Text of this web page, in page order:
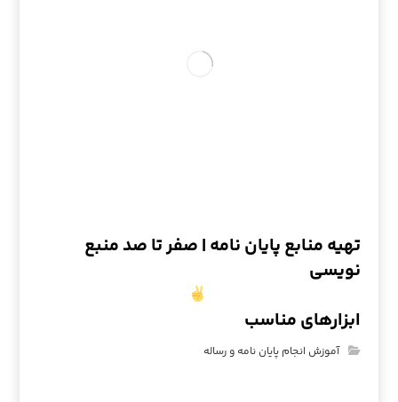
تهیه منابع پایان نامه | صفر تا صد منبع
نویسی
ابزارهای مناسب
آموزش انجام پایان نامه و رساله